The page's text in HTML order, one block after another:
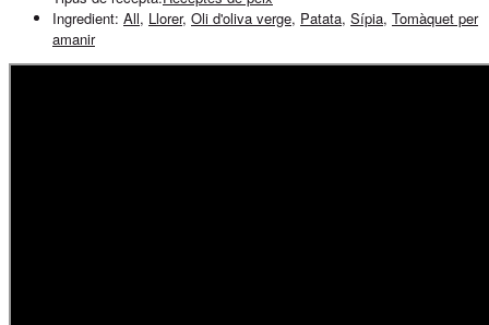
Ingredient: All, Llorer, Oli d'oliva verge, Patata, Sípia, Tomàquet per
amanir